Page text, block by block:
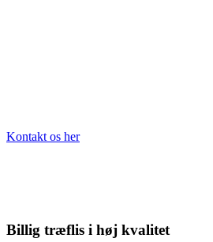
Kontakt os her
Billig træflis i høj kvalitet